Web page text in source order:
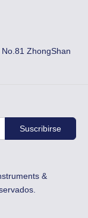
ZhongShan
Suscribirse
&